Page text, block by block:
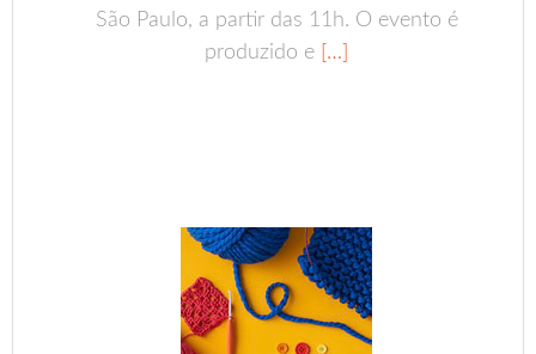
São Paulo, a partir das 11h. O evento é
produzido e […]